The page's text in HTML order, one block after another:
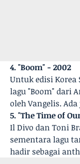
4. "Boom" - 2002
Untuk edisi Korea
lagu "Boom" dari
oleh Vangelis.
5. "The Time of
Il Divo dan Toni
sementara lagu
hadir sebagai